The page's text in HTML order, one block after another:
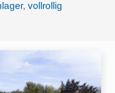
vollrollig